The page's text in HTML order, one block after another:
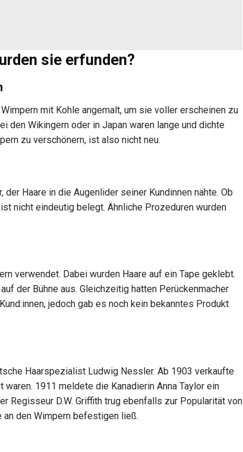
sie erfunden?
mit Kohle angemalt, um sie voller erscheinen zu
den Wikingern oder in Japan waren lange und dichte
zu verschönern, ist also nicht neu.
Haare in die Augenlider seiner Kundinnen nähte. Ob
nicht eindeutig belegt. Ähnliche Prozeduren wurden
verwendet. Dabei wurden Haare auf ein Tape geklebt.
der Bühne aus. Gleichzeitig hatten Perückenmacher
jedoch gab es noch kein bekanntes Produkt
Haarspezialist Ludwig Nessler. Ab 1903 verkaufte
1911 meldete die Kanadierin Anna Taylor ein
Regisseur D.W. Griffith trug ebenfalls zur Popularität von
an den Wimpern befestigen ließ.